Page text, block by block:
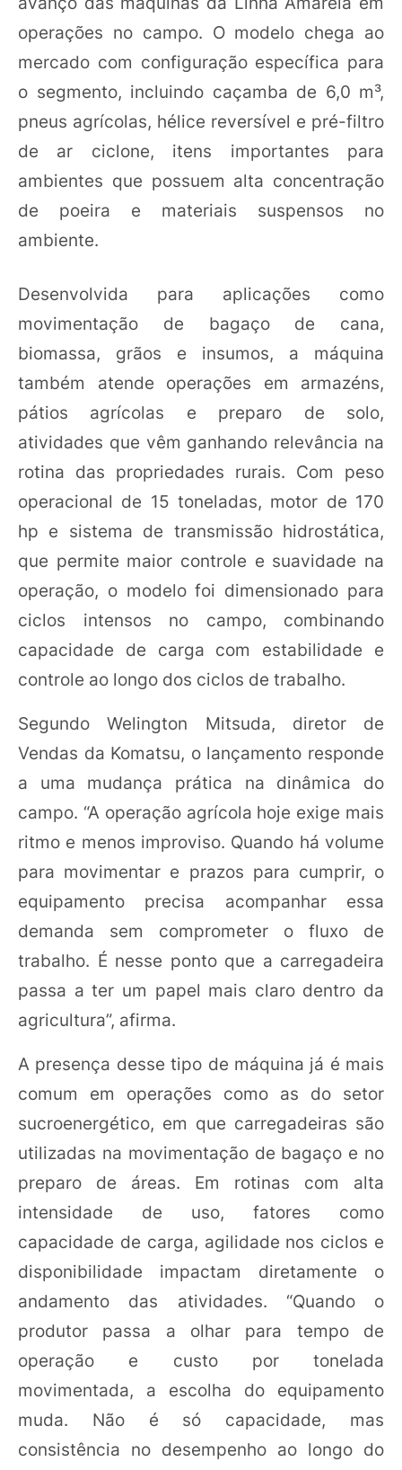
operações no campo. O modelo chega ao
mercado com configuração específica para
o segmento, incluindo caçamba de 6,0 m³,
pneus agrícolas, hélice reversível e pré-filtro
de ar ciclone, itens importantes para
ambientes que possuem alta concentração
de poeira e materiais suspensos no
ambiente.
Desenvolvida para aplicações como
movimentação de bagaço de cana,
biomassa, grãos e insumos, a máquina
também atende operações em armazéns,
pátios agrícolas e preparo de solo,
atividades que vêm ganhando relevância na
rotina das propriedades rurais. Com peso
operacional de 15 toneladas, motor de 170
hp e sistema de transmissão hidrostática,
que permite maior controle e suavidade na
operação, o modelo foi dimensionado para
ciclos intensos no campo, combinando
capacidade de carga com estabilidade e
controle ao longo dos ciclos de trabalho.
Segundo Welington Mitsuda, diretor de
Vendas da Komatsu, o lançamento responde
a uma mudança prática na dinâmica do
campo. “A operação agrícola hoje exige mais
ritmo e menos improviso. Quando há volume
para movimentar e prazos para cumprir, o
equipamento precisa acompanhar essa
demanda sem comprometer o fluxo de
trabalho. É nesse ponto que a carregadeira
passa a ter um papel mais claro dentro da
agricultura”, afirma.
A presença desse tipo de máquina já é mais
comum em operações como as do setor
sucroenergético, em que carregadeiras são
utilizadas na movimentação de bagaço e no
preparo de áreas. Em rotinas com alta
intensidade de uso, fatores como
capacidade de carga, agilidade nos ciclos e
disponibilidade impactam diretamente o
andamento das atividades. “Quando o
produtor passa a olhar para tempo de
operação e custo por tonelada
movimentada, a escolha do equipamento
muda. Não é só capacidade, mas
consistência no desempenho ao longo do